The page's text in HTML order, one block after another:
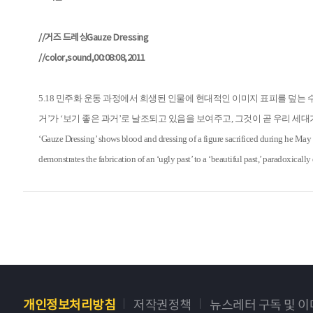
//거즈 드레싱Gauze Dressing
//color,sound,00:08:08,2011
5.18 민주화 운동 과정에서 희생된 인물에 현대적인 이미지 표피를 덮는
거’가 ‘보기 좋은 과거’로 날조되고 있음을 보여주고, 그것이 곧 우리
‘Gauze Dressing’ shows blood and dressing of a figure sacrificed during he
demonstrates the fabrication of an ‘ugly past’ to a ‘beautiful past,’
개인정보처리방침 저작권정책 뉴스레터 구독 및